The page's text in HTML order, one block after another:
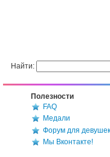
Найти:
Полезности
FAQ
Медали
Форум для девушек
Мы Вконтакте!